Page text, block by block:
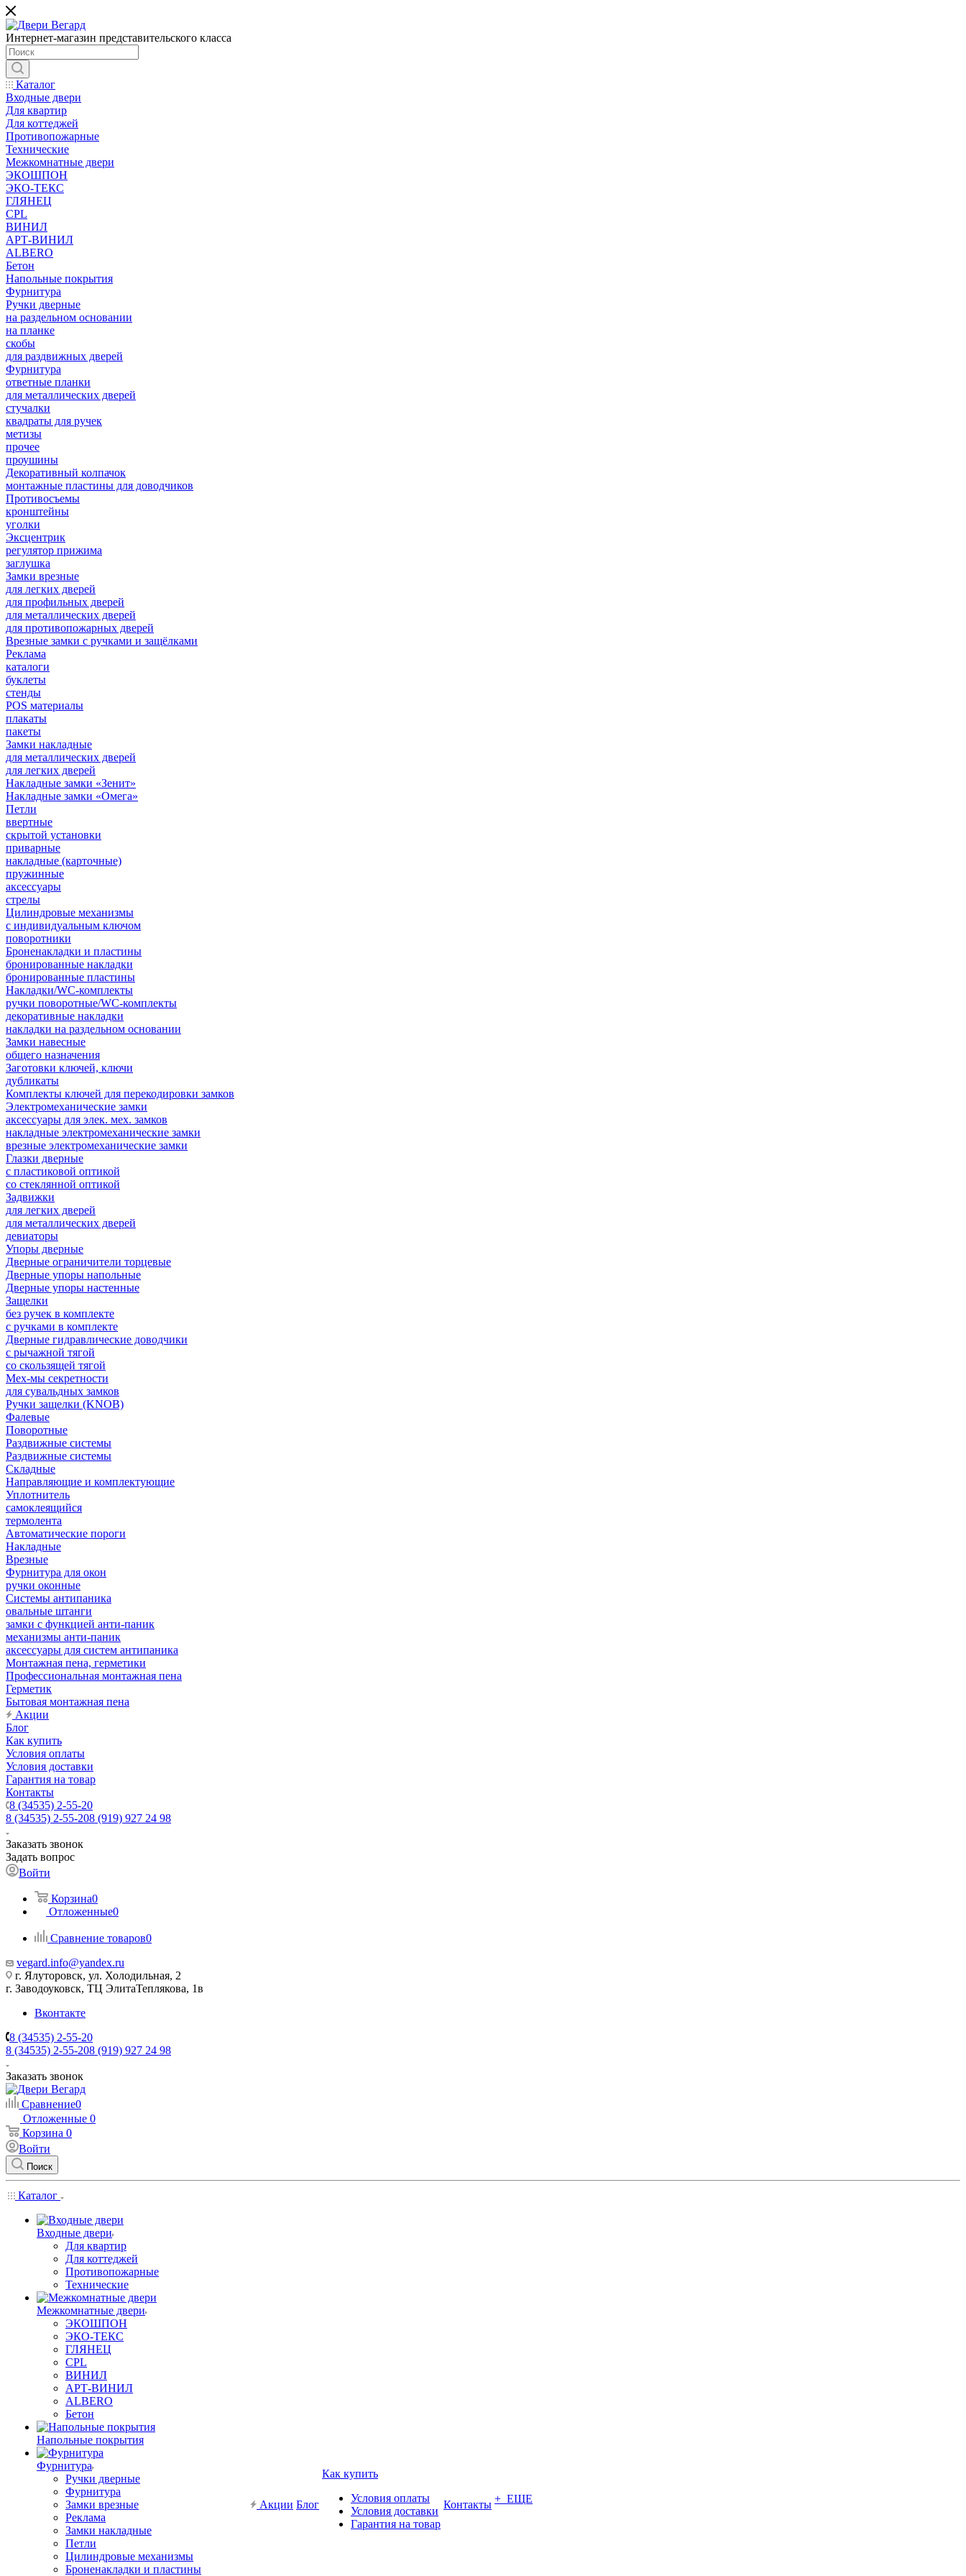
Интернет-магазин представительского класса
Каталог
Входные двери
Для квартир
Для коттеджей
Противопожарные
Технические
Межкомнатные двери
ЭКОШПОН
ЭКО-ТЕКС
ГЛЯНЕЦ
CPL
ВИНИЛ
АРТ-ВИНИЛ
ALBERO
Бетон
Напольные покрытия
Фурнитура
Ручки дверные
на раздельном основании
на планке
скобы
для раздвижных дверей
Фурнитура
ответные планки
для металлических дверей
стучалки
квадраты для ручек
метизы
прочее
проушины
Декоративный колпачок
монтажные пластины для доводчиков
Противосъемы
кронштейны
уголки
Эксцентрик
регулятор прижима
заглушка
Замки врезные
для легких дверей
для профильных дверей
для металлических дверей
для противопожарных дверей
Врезные замки с ручками и защёлками
Реклама
каталоги
буклеты
стенды
POS материалы
плакаты
пакеты
Замки накладные
для металлических дверей
для легких дверей
Накладные замки «Зенит»
Накладные замки «Омега»
Петли
ввертные
скрытой установки
приварные
накладные (карточные)
пружинные
аксессуары
стрелы
Цилиндровые механизмы
с индивидуальным ключом
поворотники
Броненакладки и пластины
бронированные накладки
бронированные пластины
Накладки/WC-комплекты
ручки поворотные/WC-комплекты
декоративные накладки
накладки на раздельном основании
Замки навесные
общего назначения
Заготовки ключей, ключи
дубликаты
Комплекты ключей для перекодировки замков
Электромеханические замки
аксессуары для элек. мех. замков
накладные электромеханические замки
врезные электромеханические замки
Глазки дверные
с пластиковой оптикой
со стеклянной оптикой
Задвижки
для легких дверей
для металлических дверей
девиаторы
Упоры дверные
Дверные ограничители торцевые
Дверные упоры напольные
Дверные упоры настенные
Защелки
без ручек в комплекте
с ручками в комплекте
Дверные гидравлические доводчики
с рычажной тягой
со скользящей тягой
Мех-мы секретности
для сувальдных замков
Ручки защелки (KNOB)
Фалевые
Поворотные
Раздвижные системы
Раздвижные системы
Складные
Направляющие и комплектующие
Уплотнитель
самоклеящийся
термолента
Автоматические пороги
Накладные
Врезные
Фурнитура для окон
ручки оконные
Системы антипаника
овальные штанги
замки с функцией анти-паник
механизмы анти-паник
аксессуары для систем антипаника
Монтажная пена, герметики
Профессиональная монтажная пена
Герметик
Бытовая монтажная пена
Акции
Блог
Как купить
Условия оплаты
Условия доставки
Гарантия на товар
Контакты
8 (34535) 2-55-20
8 (34535) 2-55-208 (919) 927 24 98
Заказать звонок
Задать вопрос
Войти
Корзина0
Отложенные0
Сравнение товаров0
vegard.info@yandex.ru
г. Ялуторовск, ул. Холодильная, 2
г. Заводоуковск, ​ТЦ Элита​Теплякова, 1в
Вконтакте
8 (34535) 2-55-20
8 (34535) 2-55-208 (919) 927 24 98
Заказать звонок
Сравнение0
Отложенные 0
Корзина 0
Войти
Поиск
Каталог
Входные двери
Для квартир
Для коттеджей
Противопожарные
Технические
Межкомнатные двери
ЭКОШПОН
ЭКО-ТЕКС
ГЛЯНЕЦ
CPL
ВИНИЛ
АРТ-ВИНИЛ
ALBERO
Бетон
Напольные покрытия
Фурнитура
Ручки дверные
Фурнитура
Замки врезные
Реклама
Замки накладные
Петли
Цилиндровые механизмы
Броненакладки и пластины
Акции Блог
Как купить
Условия оплаты
Условия доставки
Гарантия на товар
Контакты + ЕЩЕ